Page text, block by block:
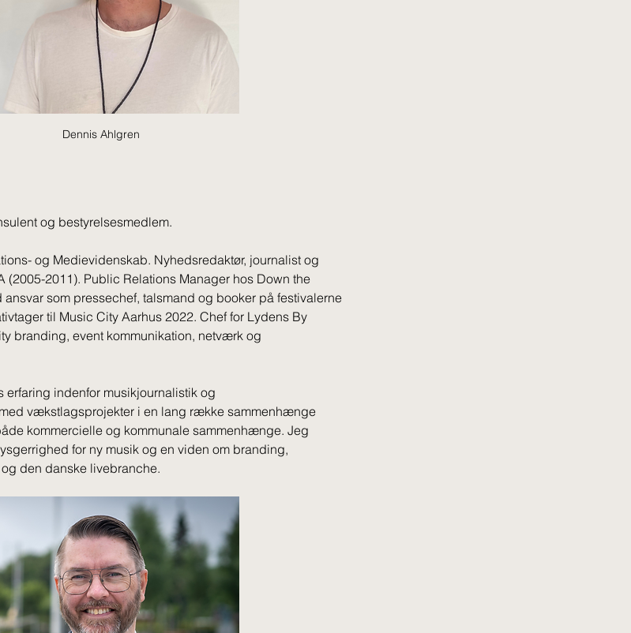
Dennis Ahlgren
og bestyrelsesmedlem.
og Medievidenskab. Nyhedsredaktør, journalist og
(2005-2011). Public Relations Manager hos Down the
som pressechef, talsmand og booker på festivalerne
til Music City Aarhus 2022. Chef for Lydens By
branding, event kommunikation, netværk og
erfaring indenfor musikjournalistik og
vækstlagsprojekter i en lang række sammenhænge
kommercielle og kommunale sammenhænge. Jeg
for ny musik og en viden om branding,
den danske livebranche.